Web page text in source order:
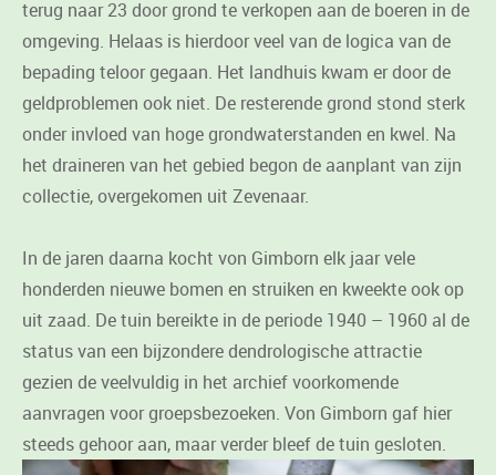
terug naar 23 door grond te verkopen aan de boeren in de
omgeving. Helaas is hierdoor veel van de logica van de
bepading teloor gegaan. Het landhuis kwam er door de
geldproblemen ook niet. De resterende grond stond sterk
onder invloed van hoge grondwaterstanden en kwel. Na
het draineren van het gebied begon de aanplant van zijn
collectie, overgekomen uit Zevenaar.
In de jaren daarna kocht von Gimborn elk jaar vele
honderden nieuwe bomen en struiken en kweekte ook op
uit zaad. De tuin bereikte in de periode 1940 – 1960 al de
status van een bijzondere dendrologische attractie
gezien de veelvuldig in het archief voorkomende
aanvragen voor groepsbezoeken. Von Gimborn gaf hier
steeds gehoor aan, maar verder bleef de tuin gesloten.